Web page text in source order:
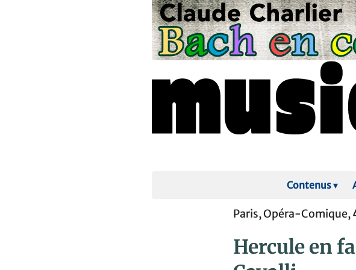
Contenus▾
Paris, Opéra-
Hercule en